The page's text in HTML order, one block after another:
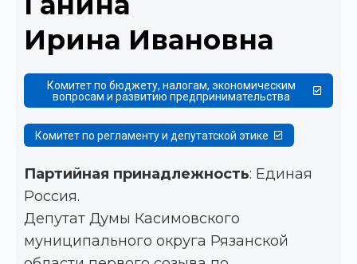
Ирина Ивановна
Комитет по бюджету, налогам, экономическим
вопросам и развитию предпринимательства
Комитет по регламенту и депутатской этике
Партийная принадлежность: Единая
Россия.
Депутат Думы Касимовского
муниципального округа Рязанской